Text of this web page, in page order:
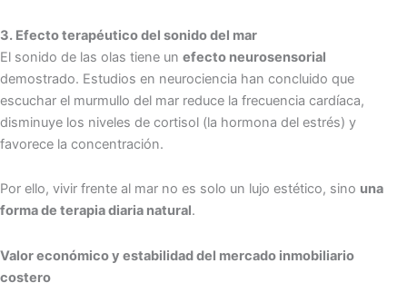
3. Efecto terapéutico del sonido del mar
El sonido de las olas tiene un efecto neurosensorial
demostrado. Estudios en neurociencia han concluido que
escuchar el murmullo del mar reduce la frecuencia cardíaca,
disminuye los niveles de cortisol (la hormona del estrés) y
favorece la concentración.
Por ello, vivir frente al mar no es solo un lujo estético, sino una
forma de terapia diaria natural.
Valor económico y estabilidad del mercado inmobiliario
costero